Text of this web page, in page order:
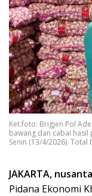
Ket.foto: Brigjen Pol
bawang dan cabai
Senin (13/4/2026). Total
JAKARTA,
Pidana Ekonomi